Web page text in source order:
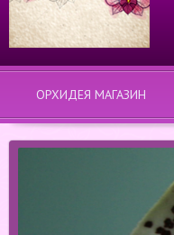
ОРХИДЕЯ МАГАЗИН